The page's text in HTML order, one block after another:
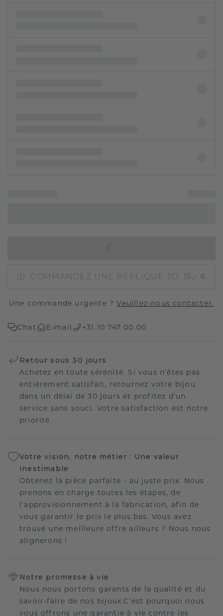
COMMANDEZ UNE RÉPLIQUE 3D 15,- €
Une commande urgente ?Veuillez-nous contacter.
Chat E-mail +31 10 747 00 00
Retour sous 30 jours
Achetez en toute sérénité. Si vous n’êtes pas
entièrement satisfait, retournez votre bijou
dans un délai de 30 jours et profitez d’un
service sans souci. Votre satisfaction est notre
priorité.
Votre vision, notre métier : Une valeur
inestimable
Obtenez la pièce parfaite - au juste prix. Nous
prenons en charge toutes les étapes, de
l'approvisionnement à la fabrication, afin de
vous garantir le prix le plus bas. Vous avez
trouvé une meilleure offre ailleurs ? Nous nous
alignerons !
Notre promesse à vie
Nous nous portons garants de la qualité et du
savoir-faire de nos bijoux.C'est pourquoi nous
vous offrons une garantie à vie contre les